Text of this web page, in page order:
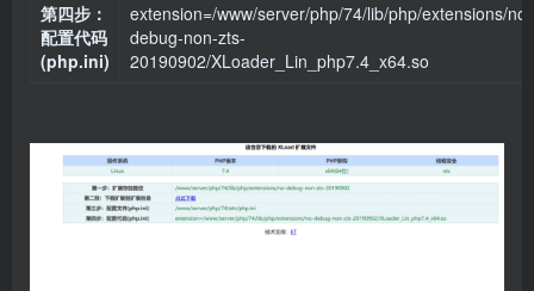
第四步：
配置代码
(php.ini)
extension=/www/server/php/74/lib/php/extensions/no-
debug-non-zts-
20190902/XLoader_Lin_php7.4_x64.so